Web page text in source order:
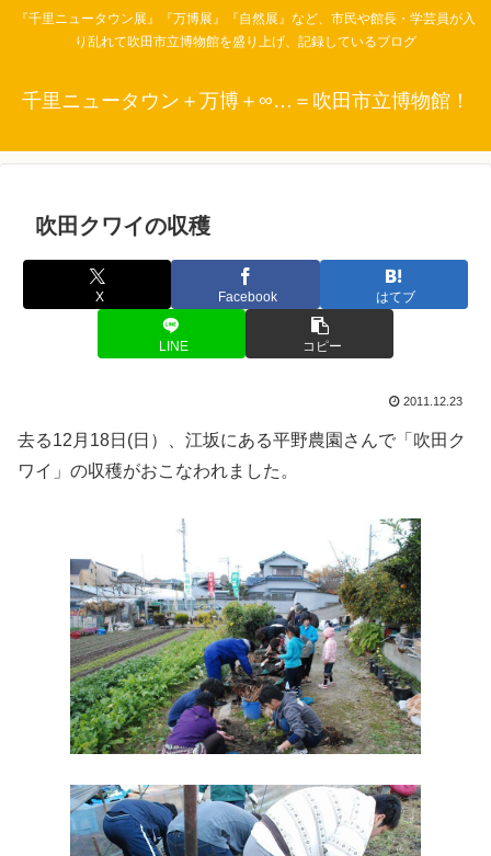
『千里ニュータウン展』『万博展』『自然展』など、市民や館長・学芸員が入
り乱れて吹田市立博物館を盛り上げ、記録しているブログ
千里ニュータウン＋万博＋∞…＝吹田市立博物館！
吹田クワイの収穫
X Facebook はてブ
LINE コピー
2011.12.23
去る12月18日(日）、江坂にある平野農園さんで「吹田ク
ワイ」の収穫がおこなわれました。